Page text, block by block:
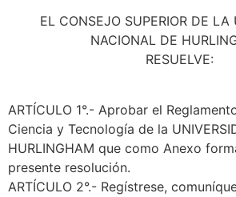
EL CONSEJO SUPERIOR DE LA
NACIONAL DE
RESUELVE:
ARTÍCULO 1°.- Aprobar el
Ciencia y Tecnología de la
HURLINGHAM que como Anexo
presente resolución.
ARTÍCULO 2°.- Regístrese,